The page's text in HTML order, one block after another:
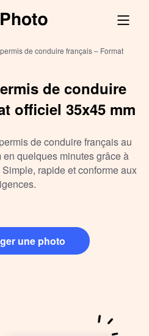
de conduire français – Format
de conduire
officiel 35x45 mm
de conduire français au
quelques minutes grâce à
rapide et conforme aux
une photo